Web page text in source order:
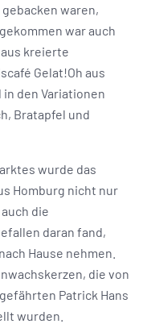
waren,
war auch
kreierte
Gelat!Oh aus
in den Variationen
Bratapfel und
wurde das
Homburg nicht nur
die
daran fand,
Hause nehmen.
die von
Patrick Hans
wurden.